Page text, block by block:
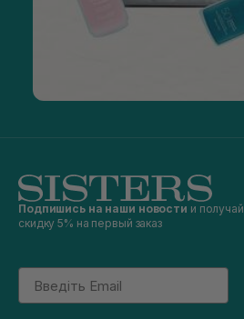
Подпишись на наши новости и получай
скидку 5% на первый заказ
Email